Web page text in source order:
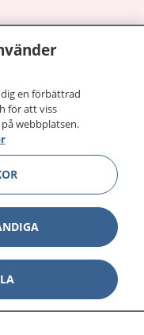
en förbättrad
för att viss
webbplatsen.